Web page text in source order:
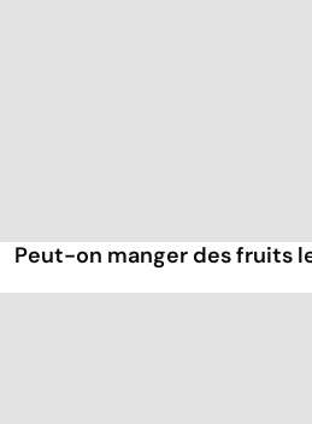
Peut-on manger des fruits